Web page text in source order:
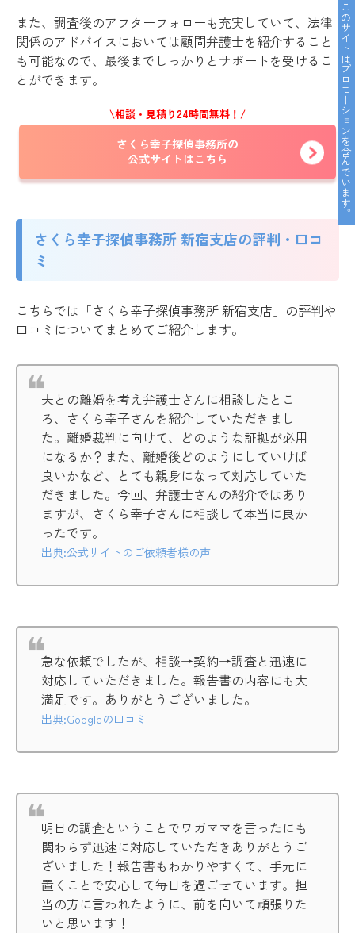
また、調査後のアフターフォローも充実していて、法律
関係のアドバイスにおいては顧問弁護士を紹介すること
も可能なので、最後までしっかりとサポートを受けるこ
とができます。
\相談・見積り24時間無料！/
さくら幸子探偵事務所の
公式サイトはこちら
さくら幸子探偵事務所 新宿支店の評判・口コ
ミ
こちらでは「さくら幸子探偵事務所 新宿支店」の評判や
口コミについてまとめてご紹介します。
夫との離婚を考え弁護士さんに相談したとこ
ろ、さくら幸子さんを紹介していただきまし
た。離婚裁判に向けて、どのような証拠が必用
になるか？また、離婚後どのようにしていけば
良いかなど、とても親身になって対応していた
だきました。今回、弁護士さんの紹介ではあり
ますが、さくら幸子さんに相談して本当に良か
ったです。
出典:公式サイトのご依頼者様の声
急な依頼でしたが、相談→契約→調査と迅速に
対応していただきました。報告書の内容にも大
満足です。ありがとうございました。
出典:Googleの口コミ
明日の調査ということでワガママを言ったにも
関わらず迅速に対応していただきありがとうご
ざいました！報告書もわかりやすくて、手元に
置くことで安心して毎日を過ごせています。担
当の方に言われたように、前を向いて頑張りた
いと思います！
このサイトはプロモーションを含んでいます。